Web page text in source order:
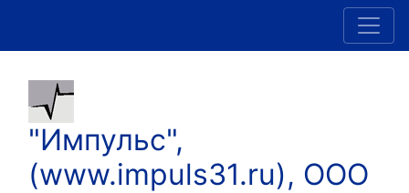
"Импульс",
(www.impuls31.ru), ООО